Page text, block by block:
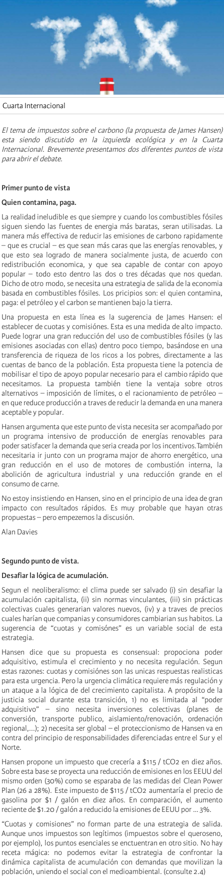
Cuarta Internacional
El tema de impuestos sobre el carbono (la propuesta de James Hansen)
esta siendo discutido en la izquierda ecológica y en la Cuarta
Internacional. Brevemente presentamos dos diferentes puntos de vista
para abrir el debate.
Primer punto de vista
Quien contamina, paga.
La realidad ineludible es que siempre y cuando los combustibles fósiles
siguen siendo las fuentes de energia más baratas, seran utilisadas. La
manera más effectiva de reducir las emisiones de carbono rapidamente
– que es crucial – es que sean más caras que las energías renovables, y
que esto sea logrado de manera socialmente justa, de acuerdo con
redistribución economica, y que sea capable de contar con apoyo
popular – todo esto dentro las dos o tres décadas que nos quedan.
Dicho de otro modo, se necesita una estrategia de salida de la economia
basada en combustibles fósiles. Los pricipios son: el quien contamina,
paga: el petróleo y el carbon se mantienen bajo la tierra.
Una propuesta en esta línea es la sugerencia de James Hansen: el
establecer de cuotas y comisiónes. Esta es una medida de alto impacto.
Puede lograr una gran reducción del uso de combustibles fósiles (y las
emisiones asociadas con ellas) dentro poco tiempo, basándose en una
transferencia de riqueza de los ricos a los pobres, directamente a las
cuentas de banco de la población. Esta propuesta tiene la potencia de
mobilisar el tipo de apoyo popular necesario para el cambio rápido que
necesitamos. La propuesta también tiene la ventaja sobre otros
alternativos – imposición de límites, o el racionamiento de petróleo –
en que reduce producción a traves de reducir la demanda en una manera
aceptable y popular.
Hansen argumenta que este punto de vista necesita ser acompañado por
un programa intensivo de producción de energías renovables para
poder satisfacer la demanda que seria creada por los incentivos.También
necesitaria ir junto con un programa major de ahorro energético, una
gran reducción en el uso de motores de combustión interna, la
abolición de agricultura industrial y una reducción grande en el
consumo de carne.
No estoy insistiendo en Hansen, sino en el principio de una idea de gran
impacto con resultados rápidos. Es muy probable que hayan otras
propuestas – pero empezemos la discusión.
Alan Davies
Segundo punto de vista.
Desafiar la lógica de acumulación.
Segun el neoliberalismo: el clima puede ser salvado (i) sin desafiar la
acumulación capitalista, (ii) sin normas vinculantes, (iii) sin prácticas
colectivas cuales generarian valores nuevos, (iv) y a traves de precios
cuales harían que companias y consumidores cambiarian sus habitos. La
sugerencia de “cuotas y comisónes” es un variable social de esta
estrategia.
Hansen dice que su propuesta es consensual: propociona poder
adquisitivo, estimula el crecimiento y no necesita regulación. Segun
estas razones: cuotas y comisiónes son las unicas respuestas realisticas
para esta urgencia. Pero la urgencia climática requiere más regulación y
un ataque a la lógica de del crecimiento capitalista. A propósito de la
justicia social durante esta transición, 1) no es limitada al “poder
adquisitivo” – sino necesita inversiones colectivas (planes de
conversión, transporte publico, aislamiento/renovación, ordenación
regional,...); 2) necesita ser global – el proteccionismo de Hansen va en
contra del principio de responsabilidades diferenciadas entre el Sur y el
Norte.
Hansen propone un impuesto que crecería a $115 / tCO2 en diez años.
Sobre esta base se proyecta una reducción de emisiones en los EEUU del
mismo orden (30%) como se esparaba de las medidas del Clean Power
Plan (26 a 28%). Este impuesto de $115 / tCO2 aumentaría el precio de
gasolina por $1 / galón en diez años. En comparación, el aumento
reciente de $1.20 / galón a reducido la emisiones de EEUU por … 3%.
“Cuotas y comisiones” no forman parte de una estrategia de salida.
Aunque unos impuestos son legítimos (impuestos sobre el queroseno,
por ejemplo), los puntos esenciales se enctuentran en otro sitio. No hay
receta mágica: no podemos evitar la estrategia de confrontar la
dinámica capitalista de acumulación con demandas que movilizan la
población, uniendo el social con el medioambiental. (consulte 2.4)